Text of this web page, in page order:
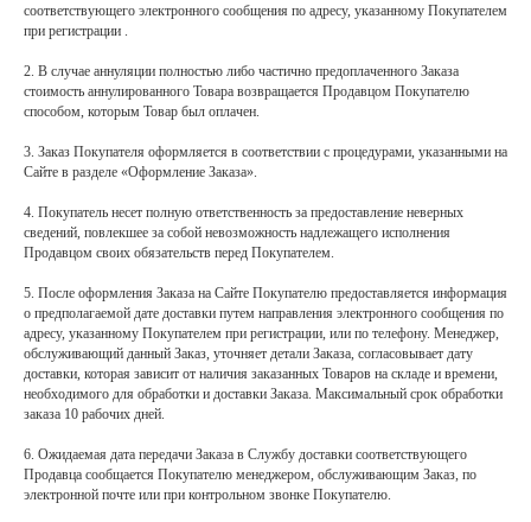
соответствующего электронного сообщения по адресу, указанному Покупателем
при регистрации .
2. В случае аннуляции полностью либо частично предоплаченного Заказа
стоимость аннулированного Товара возвращается Продавцом Покупателю
способом, которым Товар был оплачен.
3. Заказ Покупателя оформляется в соответствии с процедурами, указанными на
Сайте в разделе «Оформление Заказа».
4. Покупатель несет полную ответственность за предоставление неверных
сведений, повлекшее за собой невозможность надлежащего исполнения
Продавцом своих обязательств перед Покупателем.
5. После оформления Заказа на Сайте Покупателю предоставляется информация
о предполагаемой дате доставки путем направления электронного сообщения по
адресу, указанному Покупателем при регистрации, или по телефону. Менеджер,
обслуживающий данный Заказ, уточняет детали Заказа, согласовывает дату
доставки, которая зависит от наличия заказанных Товаров на складе и времени,
необходимого для обработки и доставки Заказа. Максимальный срок обработки
заказа 10 рабочих дней.
6. Ожидаемая дата передачи Заказа в Службу доставки соответствующего
Продавца сообщается Покупателю менеджером, обслуживающим Заказ, по
электронной почте или при контрольном звонке Покупателю.